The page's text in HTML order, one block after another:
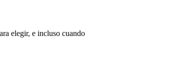
elegir, e incluso cuando